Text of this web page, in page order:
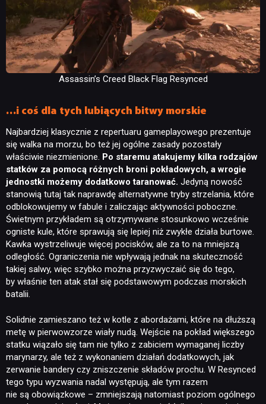
TECHNOLOGIE
DYSKUSJE
JUŻ GRALIŚMY
SKLEP
Assassin’s Creed Black Flag Resynced
…i coś dla tych lubiących bitwy morskie
Najbardziej klasycznie z repertuaru gameplayowego prezentuje
się walka na morzu, bo też jej ogólne zasady pozostały
właściwie niezmienione. Po staremu atakujemy kilka rodzajów
statków za pomocą różnych broni pokładowych, a wrogie
jednostki możemy dodatkowo taranować. Jedyną nowość
stanowią tutaj tak naprawdę alternatywne tryby strzelania, które
odblokowujemy w fabule i zaliczając aktywności poboczne.
Świetnym przykładem są otrzymywane stosunkowo wcześnie
ogniste kule, które sprawują się lepiej niż zwykłe działa burtowe.
Kawka wystrzeliwuje więcej pocisków, ale za to na mniejszą
odległość. Ograniczenia nie wpływają jednak na skuteczność
takiej salwy, więc szybko można przyzwyczaić się do tego,
by właśnie ten atak stał się podstawowym podczas morskich
batalii.
Solidnie zamieszano też w kotle z abordażami, które na dłuższą
metę w pierwowzorze wiały nudą. Wejście na pokład większego
statku wiązało się tam nie tylko z zabiciem wymaganej liczby
marynarzy, ale też z wykonaniem działań dodatkowych, jak
zerwanie bandery czy zniszczenie składów prochu. W Resynced
tego typu wyzwania nadal występują, ale tym razem
nie są obowiązkowe – zmniejszają natomiast poziom ogólnego